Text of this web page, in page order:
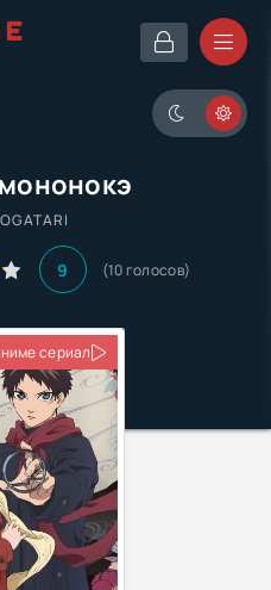
9 (10голосов)
сериал